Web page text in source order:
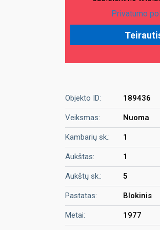
Privatumo
Objekto ID: 189436
Veiksmas: Nuoma
Kambarių sk.: 1
Aukštas: 1
Aukštų sk.: 5
Pastatas: Blokinis
Metai: 1977